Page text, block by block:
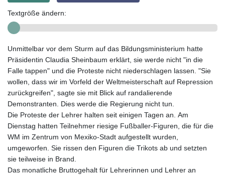
Textgröße ändern:
Unmittelbar vor dem Sturm auf das Bildungsministerium hatte
Präsidentin Claudia Sheinbaum erklärt, sie werde nicht "in die
Falle tappen" und die Proteste nicht niederschlagen lassen. "Sie
wollen, dass wir im Vorfeld der Weltmeisterschaft auf Repression
zurückgreifen", sagte sie mit Blick auf randalierende
Demonstranten. Dies werde die Regierung nicht tun.
Die Proteste der Lehrer halten seit einigen Tagen an. Am
Dienstag hatten Teilnehmer riesige Fußballer-Figuren, die für die
WM im Zentrum von Mexiko-Stadt aufgestellt wurden,
umgeworfen. Sie rissen den Figuren die Trikots ab und setzten
sie teilweise in Brand.
Das monatliche Bruttogehalt für Lehrerinnen und Lehrer an